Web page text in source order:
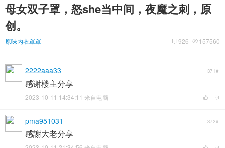
母女双子罩，怒she当中间，夜魔之刺，原
创。
原味内衣罩罩 157560
926
2222aaa33 371#
感谢楼主分享
2023-10-11 14:34:11 来自电脑
pma951031 372#
感謝大老分享